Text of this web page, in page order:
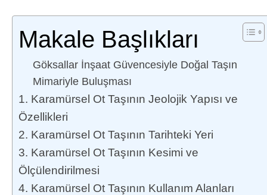
Makale Başlıkları
Göksallar İnşaat Güvencesiyle Doğal Taşın
Mimariyle Buluşması
1. Karamürsel Ot Taşının Jeolojik Yapısı ve
Özellikleri
2. Karamürsel Ot Taşının Tarihteki Yeri
3. Karamürsel Ot Taşının Kesimi ve
Ölçülendirilmesi
4. Karamürsel Ot Taşının Kullanım Alanları